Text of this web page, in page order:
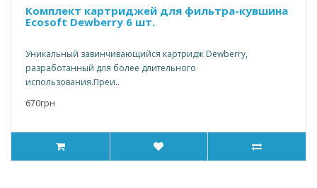
Комплект картриджей для фильтра-кувшина
Ecosoft Dewberry 6 шт.
Уникальный завинчивающийся картридж Dewberry,
разработанный для более длительного
использования.Преи..
670грн